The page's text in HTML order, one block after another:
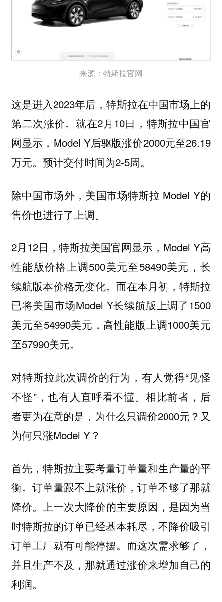
来源：特斯拉官网
这是进入2023年后，特斯拉在中国市场上的
第二次涨价。就在2月10日，特斯拉中国官
网显示，Model Y后驱版涨价2000元至26.19
万元。预计交付时间为2-5周。
除中国市场外，美国市场特斯拉 Model Y的
售价也进行了上调。
2月12日，特斯拉美国官网显示，Model Y高
性能版价格上调500美元至58490美元，长
续航版本价格无变化。而在本月初，特斯拉
已将美国市场Model Y长续航版上调了1500
美元至54990美元，高性能版上调1000美元
至57990美元。
对特斯拉此次调价的行为，有人觉得“见怪
不怪”，也有人直呼看不懂。相比前者，后
者更为在意的是，为什么只调价2000元？又
为何只涨Model Y？
首先，特斯拉主要考量订单量和生产量的平
衡。订单量跟不上就涨价，订单不够了那就
降价。上一次大降价的主要原因，是因为当
时特斯拉的订单已经基本耗尽，不降价吸引
订单工厂就有可能停摆。而这次需求够了，
并且生产不及，那就通过涨价来增加自己的
利润。